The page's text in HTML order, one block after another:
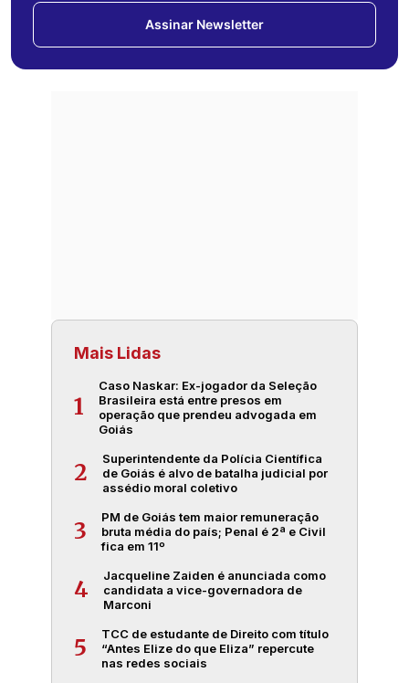
Assinar Newsletter
Mais Lidas
1
Caso Naskar: Ex-jogador da Seleção
Brasileira está entre presos em
operação que prendeu advogada em
Goiás
2
Superintendente da Polícia Científica
de Goiás é alvo de batalha judicial por
assédio moral coletivo
3
PM de Goiás tem maior remuneração
bruta média do país; Penal é 2ª e Civil
fica em 11º
4
Jacqueline Zaiden é anunciada como
candidata a vice-governadora de
Marconi
5
TCC de estudante de Direito com título
“Antes Elize do que Eliza” repercute
nas redes sociais